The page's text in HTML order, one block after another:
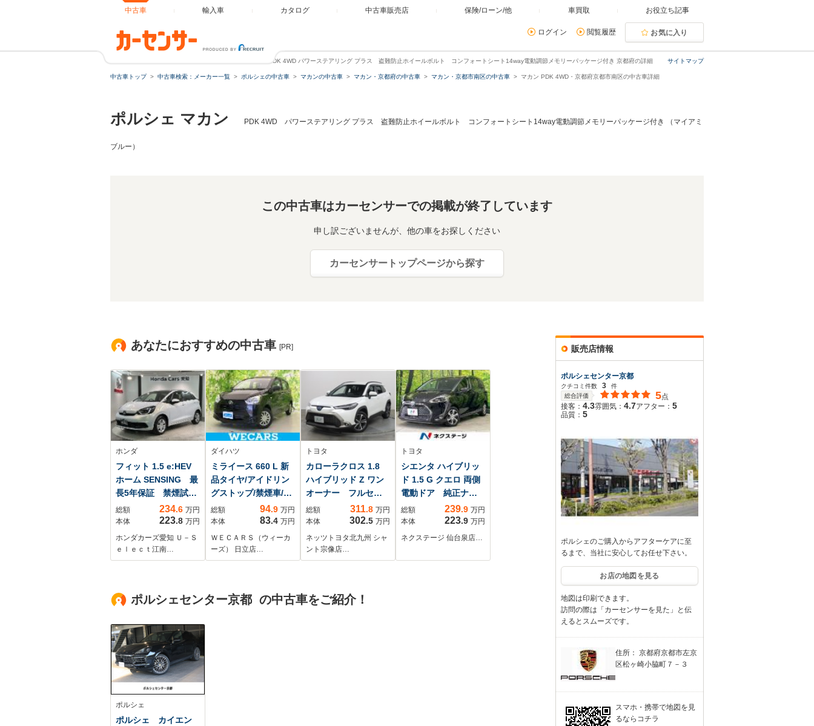
中古車 輸入車 カタログ 中古車販売店 保険/ローン/他 車買取 お役立ち記事
ログイン 閲覧履歴 お気に入り
サイトマップ
マカン PDK 4WD パワーステアリング プラス 盗難防止ホイールボルト コンフォートシート14way電動調節メモリーパッケージ付き 京都府の詳細
中古車トップ 中古車検索：メーカー一覧 ポルシェの中古車 マカンの中古車 マカン・京都府の中古車 マカン・京都市南区の中古車 マカン PDK 4WD・京都府京都市南区の中古車詳細
ポルシェ マカン PDK 4WD パワーステアリング プラス 盗難防止ホイールボルト コンフォートシート14way電動調節メモリーパッケージ付き （マイアミ
ブルー）
この中古車はカーセンサーでの掲載が終了しています
申し訳ございませんが、他の車をお探しください
カーセンサートップページから探す
あなたにおすすめの中古車 [PR]
ホンダ
フィット 1.5 e:HEV
ホーム SENSING 最
長5年保証 禁煙試乗
車 9inナビ Rカメ
ラ CarPlay
AndroidAuto TV
Bluetooth ETC 障
害物センサー オー
ト オートリトラミ
ト フロアマット
総額 234.6 万円
本体
223.8 万円
ホンダカーズ愛知 Ｕ－Ｓ
ｅｌｅｃｔ江南…
ダイハツ
ミライース 660 L 新
品タイヤ/アイドリン
グストップ/禁煙車/エ
アバッグ 運転席/エア
バッグ 助手席/エアバ
ッグ サイド/パワーウ
インドウ/キーフリー
システム/パワーステ
総額 94.9 万円
本体
83.4 万円
ＷＥＣＡＲＳ（ウィーカ
ーズ） 日立店…
トヨタ
カローラクロス 1.8
ハイブリッド Z ワン
オーナー フルセ
グ メモリーナビ
ミュージックプレイ
ヤー接続可 バック
カメラ 衝突被害軽
減システム ETC
ングストップ
総額 311.8 万円
本体
302.5 万円
ネッツトヨタ北九州 シャ
ント宗像店…
トヨタ
シエンタ ハイブリッ
ド 1.5 G クエロ 両側
電動ドア 純正ナ
ビ 全周囲カメラ
セーフティセンス
禁煙車 ドラレコ
ーナーセンサー ス
総額 239.9 万円
本体
223.9 万円
ネクステージ 仙台泉店…
ポルシェセンター京都 の中古車をご紹介！
ポルシェ
ポルシェ カイエン
販売店情報
ポルシェセンター京都
クチコミ件数 3
件
総合評価
5点
接客： 4.3雰囲気： 4.7アフター： 5
品質： 5
ポルシェのご購入からアフターケアに至
るまで、当社に安心してお任せ下さい。
お店の地図を見る
地図は印刷できます。
訪問の際は「カーセンサーを見た」と伝
えるとスムーズです。
住所： 京都府京都市左京
区松ヶ崎小脇町７－３
スマホ・携帯で地図を見
るならコチラ